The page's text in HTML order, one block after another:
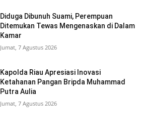
Diduga Dibunuh Suami, Perempuan
Ditemukan Tewas Mengenaskan di Dalam
Kamar
Jumat, 7 Agustus 2026
Kapolda Riau Apresiasi Inovasi
Ketahanan Pangan Bripda Muhammad
Putra Aulia
Jumat, 7 Agustus 2026